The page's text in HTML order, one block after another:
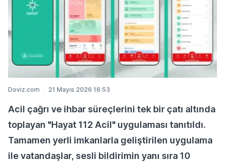
Doviz.com 21 Mayıs 2026 16:53
Acil çağrı ve ihbar süreçlerini tek bir çatı altında
toplayan "Hayat 112 Acil" uygulaması tanıtıldı.
Tamamen yerli imkanlarla geliştirilen uygulama
ile vatandaşlar, sesli bildirimin yanı sıra 10